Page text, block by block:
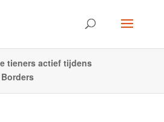
tieners actief tijdens